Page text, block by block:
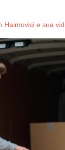
Haimovici e sua